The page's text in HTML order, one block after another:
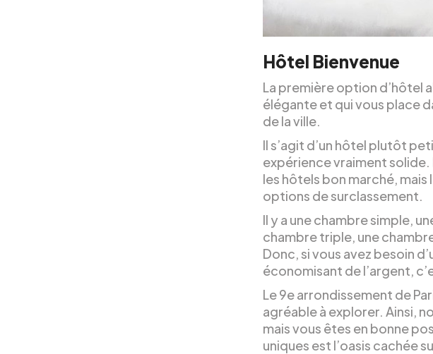
Hôtel Bienvenue
La première option d’hôtel
élégante et qui vous place
de la ville.
Il s’agit d’un hôtel plutôt
expérience vraiment
les hôtels bon marché, mais
options de surclassement.
Il y a une chambre simple,
chambre triple, une
Donc, si vous avez besoin
économisant de l’argent,
Le 9e arrondissement de
agréable à explorer. Ainsi,
mais vous êtes en bonne
uniques est l’oasis cachée